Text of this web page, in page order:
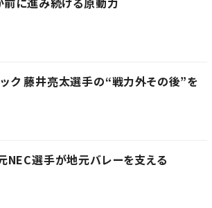
ク 藤井亮太選手の“戦力外その後”を
選手が地元バレーを支える